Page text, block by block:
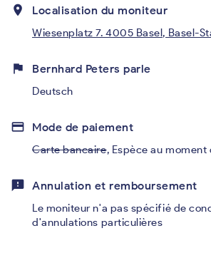
place Localisation du moniteur
Wiesenplatz 7. 4005 Basel, Basel-
flag Bernhard Peters parle
Deutsch
credit_card Mode de paiement
Carte bancaire, Espèce au moment
feedback Annulation et remboursement
Le moniteur n'a pas spécifié de
d'annulations particulières